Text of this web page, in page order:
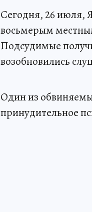
Сегодня, 26 июля,
восьмерым
Подсудимые
возобновились
Один из
принудительное